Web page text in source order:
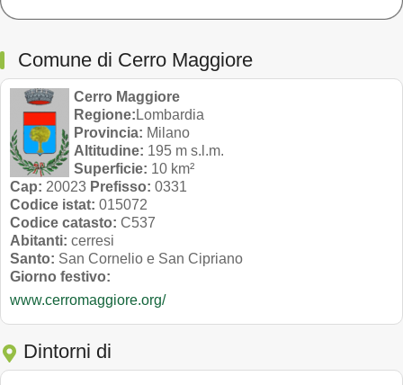
Comune di Cerro Maggiore
Cerro Maggiore
Regione: Lombardia
Provincia: Milano
Altitudine: 195 m s.l.m.
Superficie: 10 km²
Cap: 20023 Prefisso: 0331
Codice istat: 015072
Codice catasto: C537
Abitanti: cerresi
Santo: San Cornelio e San Cipriano
Giorno festivo:
www.cerromaggiore.org/
Dintorni di